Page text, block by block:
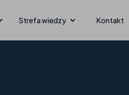
Strefa wiedzy Kontakt